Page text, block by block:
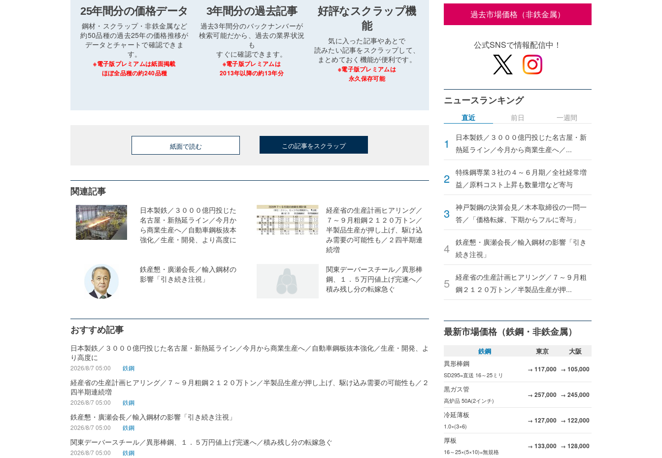
25年間分の価格データ
鋼材・スクラップ・非鉄金属など
約50品種の過去25年の価格推移が
データとチャートで確認できま
す。
※電子版プレミアムは紙面掲載
ほぼ全品種の約240品種
3年間分の過去記事
過去3年間分のバックナンバーが
検索可能だから、過去の業界状況
も
すぐに確認できます。
※電子版プレミアムは
2013年以降の約13年分
好評なスクラップ機
能
気に入った記事やあとで
読みたい記事をスクラップして、
まとめておく機能が便利です。
※電子版プレミアムは
永久保存可能
紙面で読む この記事をスクラップ
関連記事
日本製鉄／３０００億円投じた
名古屋・新熱延ライン／今月か
ら商業生産へ／自動車鋼板抜本
強化／生産・開発、より高度に
経産省の生産計画ヒアリング／
７～９月粗鋼２１２０万トン／
半製品生産が押し上げ、駆け込
み需要の可能性も／２四半期連
続増
鉄産懇・廣瀬会長／輸入鋼材の
影響「引き続き注視」
関東デーバースチール／異形棒
鋼、１．５万円値上げ完遂へ／
積み残し分の転嫁急ぐ
おすすめ記事
日本製鉄／３０００億円投じた名古屋・新熱延ライン／今月から商業生産へ／自動車鋼板抜本強化／生産・開発、よ
り高度に
2026/8/7 05:00 鉄鋼
経産省の生産計画ヒアリング／７～９月粗鋼２１２０万トン／半製品生産が押し上げ、駆け込み需要の可能性も／２
四半期連続増
2026/8/7 05:00 鉄鋼
鉄産懇・廣瀬会長／輸入鋼材の影響「引き続き注視」
2026/8/7 05:00 鉄鋼
関東デーバースチール／異形棒鋼、１．５万円値上げ完遂へ／積み残し分の転嫁急ぐ
2026/8/7 05:00 鉄鋼
過去市場価格（非鉄金属）
公式SNSで情報配信中！
ニュースランキング
直近
日本製鉄／３０００億円投じた名古屋・新
熱延ライン／今月から商業生産へ／...
特殊鋼専業３社の４～６月期／全社経常増
益／原料コスト上昇も数量増など寄与
神戸製鋼の決算会見／木本取締役の一問一
答／「価格転嫁、下期からフルに寄与」
鉄産懇・廣瀬会長／輸入鋼材の影響「引き
続き注視」
経産省の生産計画ヒアリング／７～９月粗
鋼２１２０万トン／半製品生産が押...
前日 一週間
最新市場価格（鉄鋼・非鉄金属）
鉄鋼 東京
大阪
異形棒鋼
SD295=直送 16～25ミリ
→ 117,000 → 105,000
黒ガス管
高炉品 50A(2インチ)
→ 257,000 → 245,000
冷延薄板
1.0×(3×6)
→ 127,000 → 122,000
厚板
16～25×(5×10)=無規格
→ 133,000 → 128,000